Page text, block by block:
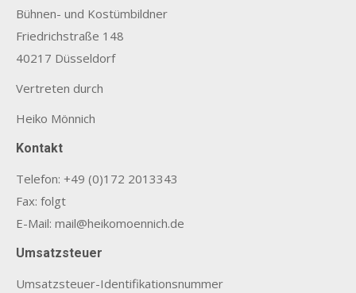
Bühnen- und Kostümbildner
Friedrichstraße 148
40217 Düsseldorf
Vertreten durch
Heiko Mönnich
Kontakt
Telefon: +49 (0)172 2013343
Fax: folgt
E-Mail: mail@heikomoennich.de
Umsatzsteuer
Umsatzsteuer-Identifikationsnummer